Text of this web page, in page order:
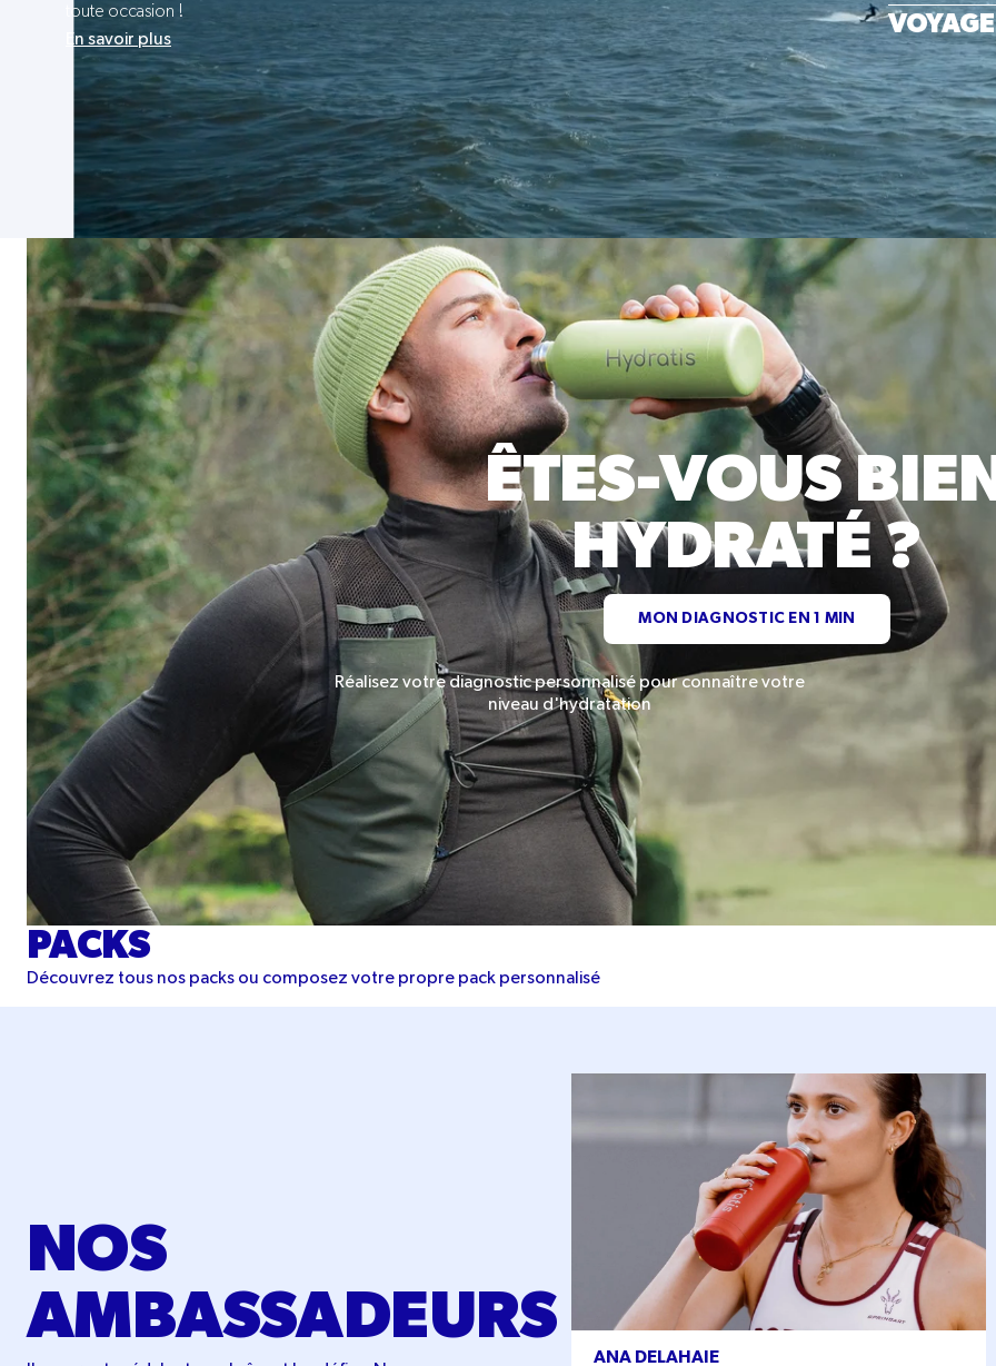
toute occasion !
En savoir plus
VOYAGE
ÊTES-VOUS
HYDRATÉ ?
MON DIAGNOSTIC EN 1 MIN
Réalisez votre diagnostic personnalisé pour connaître votre
niveau d'hydratation
PACKS
Découvrez tous nos packs ou composez votre propre pack personnalisé
NOS
AMBASSADEURS
ANA DELAHAIE